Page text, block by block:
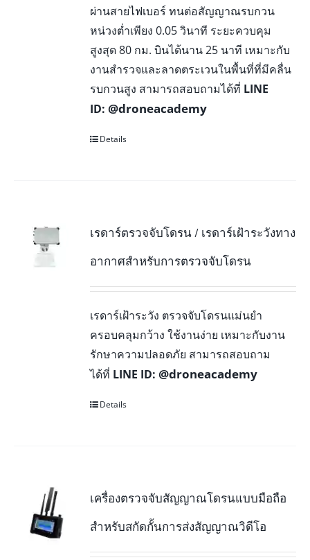
ผ่านสายไฟเบอร์ ทนต่อสัญญาณรบกวน
หน่วงต่ำเพียง 0.05 วินาที ระยะควบคุม
สูงสุด 80 กม. บินได้นาน 25 นาที เหมาะกับ
งานสำรวจและลาดตระเวนในพื้นที่ที่มีคลื่น
รบกวนสูง สามารถสอบถามได้ที่ LINE
ID:@droneacademy
Details
เรดาร์ตรวจจับโดรน / เรดาร์เฝ้าระวังทาง
อากาศสำหรับการตรวจจับโดรน
เรดาร์เฝ้าระวัง ตรวจจับโดรนแม่นยำ
ครอบคลุมกว้าง ใช้งานง่าย เหมาะกับงาน
รักษาความปลอดภัย สามารถสอบถาม
ได้ที่ LINE ID:@droneacademy
Details
เครื่องตรวจจับสัญญาณโดรนแบบมือถือ
สำหรับสกัดกั้นการส่งสัญญาณวิดีโอ